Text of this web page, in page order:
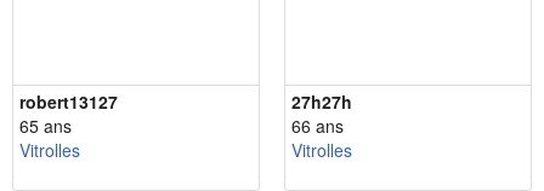
robert13127
65 ans
Vitrolles
27h27h
66 ans
Vitrolles